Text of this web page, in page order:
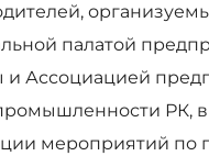
палатой
и Ассоциацией
РК,
мероприятий по